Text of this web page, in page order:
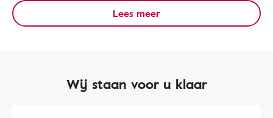
Lees meer
Wij staan voor u klaar